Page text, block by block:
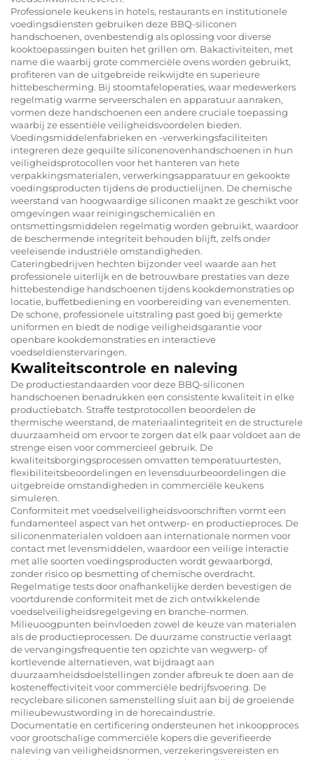
Professionele keukens in hotels, restaurants en institutionele
voedingsdiensten gebruiken deze BBQ-siliconen
handschoenen, ovenbestendig als oplossing voor diverse
kooktoepassingen buiten het grillen om. Bakactiviteiten, met
name die waarbij grote commerciële ovens worden gebruikt,
profiteren van de uitgebreide reikwijdte en superieure
hittebescherming. Bij stoomtafeloperaties, waar medewerkers
regelmatig warme serveerschalen en apparatuur aanraken,
vormen deze handschoenen een andere cruciale toepassing
waarbij ze essentiële veiligheidsvoordelen bieden.
Voedingsmiddelenfabrieken en -verwerkingsfaciliteiten
integreren deze gequilte siliconenovenhandschoenen in hun
veiligheidsprotocollen voor het hanteren van hete
verpakkingsmaterialen, verwerkingsapparatuur en gekookte
voedingsproducten tijdens de productielijnen. De chemische
weerstand van hoogwaardige siliconen maakt ze geschikt voor
omgevingen waar reinigingschemicaliën en
ontsmettingsmiddelen regelmatig worden gebruikt, waardoor
de beschermende integriteit behouden blijft, zelfs onder
veeleisende industriële omstandigheden.
Cateringbedrijven hechten bijzonder veel waarde aan het
professionele uiterlijk en de betrouwbare prestaties van deze
hittebestendige handschoenen tijdens kookdemonstraties op
locatie, buffetbediening en voorbereiding van evenementen.
De schone, professionele uitstraling past goed bij gemerkte
uniformen en biedt de nodige veiligheidsgarantie voor
openbare kookdemonstraties en interactieve
voedseldienstervaringen.
Kwaliteitscontrole en naleving
De productiestandaarden voor deze BBQ-siliconen
handschoenen benadrukken een consistente kwaliteit in elke
productiebatch. Straffe testprotocollen beoordelen de
thermische weerstand, de materiaalintegriteit en de structurele
duurzaamheid om ervoor te zorgen dat elk paar voldoet aan de
strenge eisen voor commercieel gebruik. De
kwaliteitsborgingsprocessen omvatten temperatuurtesten,
flexibiliteitsbeoordelingen en levensduurbeoordelingen die
uitgebreide omstandigheden in commerciële keukens
simuleren.
Conformiteit met voedselveiligheidsvoorschriften vormt een
fundamenteel aspect van het ontwerp- en productieproces. De
siliconenmaterialen voldoen aan internationale normen voor
contact met levensmiddelen, waardoor een veilige interactie
met alle soorten voedingsproducten wordt gewaarborgd,
zonder risico op besmetting of chemische overdracht.
Regelmatige tests door onafhankelijke derden bevestigen de
voortdurende conformiteit met de zich ontwikkelende
voedselveiligheidsregelgeving en branche-normen.
Milieuoogpunten beïnvloeden zowel de keuze van materialen
als de productieprocessen. De duurzame constructie verlaagt
de vervangingsfrequentie ten opzichte van wegwerp- of
kortlevende alternatieven, wat bijdraagt aan
duurzaamheidsdoelstellingen zonder afbreuk te doen aan de
kosteneffectiviteit voor commerciële bedrijfsvoering. De
recyclebare siliconen samenstelling sluit aan bij de groeiende
milieubewustwording in de horecaindustrie.
Documentatie en certificering ondersteunen het inkoopproces
voor grootschalige commerciële kopers die geverifieerde
naleving van veiligheidsnormen, verzekeringsvereisten en